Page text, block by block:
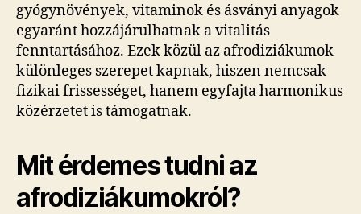
gyógynövények, vitaminok és ásványi anyagok
egyaránt hozzájárulhatnak a vitalitás
fenntartásához. Ezek közül az afrodiziákumok
különleges szerepet kapnak, hiszen nemcsak
fizikai frissességet, hanem egyfajta harmonikus
közérzetet is támogatnak.
Mit érdemes tudni az
afrodiziákumokról?